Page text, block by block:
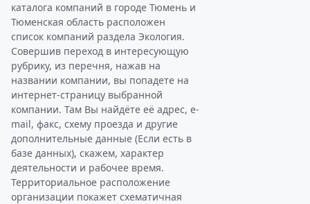
каталога компаний в городе Тюмень и
Тюменская область расположен
список компаний раздела Экология.
Совершив переход в интересующую
рубрику, из перечня, нажав на
названии компании, вы попадете на
интернет-страницу выбранной
компании. Там Вы найдёте её адрес, e-
mail, факс, схему проезда и другие
дополнительные данные (Если есть в
базе данных), скажем, характер
деятельности и рабочее время.
Территориальное расположение
организации покажет схематичная